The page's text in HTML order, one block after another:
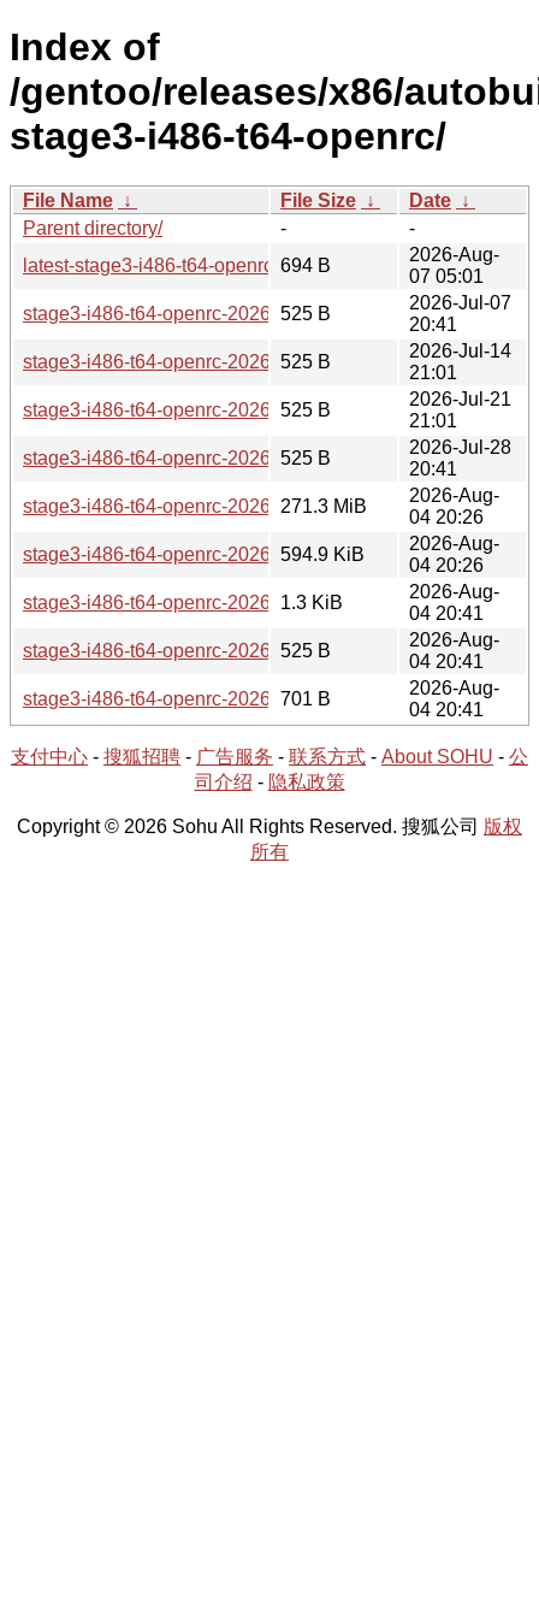
Index of
/gentoo/releases/x86/
stage3-i486-t64-openrc/
File Name ↓ File Size ↓ Date ↓
Parent directory/
-
-
latest-stage3-i486-t64-openrc.txt694 B
2026-Aug-
07 05:01
stage3-i486-t64-openrc-20260707T170109Z.tar.xz.asc
525 B
2026-Jul-07
20:41
stage3-i486-t64-openrc-20260714T170102Z.tar.xz.asc
525 B
2026-Jul-14
21:01
stage3-i486-t64-openrc-20260721T170104Z.tar.xz.asc
525 B
2026-Jul-21
21:01
stage3-i486-t64-openrc-20260728T170055Z.tar.xz.asc
525 B
2026-Jul-28
20:41
stage3-i486-t64-openrc-20260804T163056Z.tar.xz
271.3 MiB
2026-Aug-
04 20:26
stage3-i486-t64-openrc-
594.9 KiB
2026-Aug-
04 20:26
stage3-i486-t64-openrc-
1.3 KiB
2026-Aug-
04 20:41
stage3-i486-t64-openrc-20260804T163056Z.tar.xz.asc
525 B
2026-Aug-
04 20:41
stage3-i486-t64-openrc-20260804T163056Z.tar.xz.sha256
701 B
2026-Aug-
04 20:41
支付中心 - 搜狐招聘 - 广告服务 - 联系方式 - About SOHU - 公
司介绍 - 隐私政策
Copyright © 2026 Sohu All Rights Reserved. 搜狐公司 版权
所有